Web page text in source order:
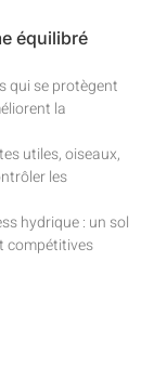
équilibré
qui se protègent
la
utiles, oiseaux,
les
hydrique : un sol
compétitives